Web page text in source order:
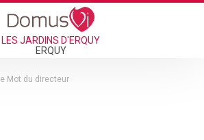
LES JARDINS D'ERQUY
ERQUY
Mot du directeur